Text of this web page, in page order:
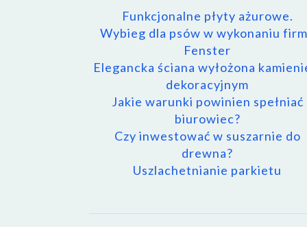
Funkcjonalne płyty ażurowe.
Wybieg dla psów w wykonaniu
Fenster
Elegancka ściana wyłożona
dekoracyjnym
Jakie warunki powinien spełniać
biurowiec?
Czy inwestować w suszarnie do
drewna?
Uszlachetnianie parkietu